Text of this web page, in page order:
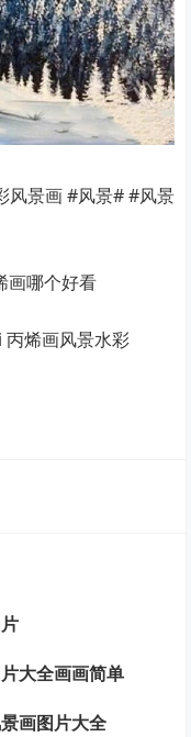
景画 #风景# #风景
烯画风景水彩
大全画画简单
画图片大全